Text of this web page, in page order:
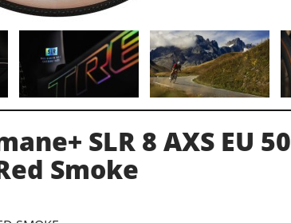
SLR 8 AXS EU 50
Smoke